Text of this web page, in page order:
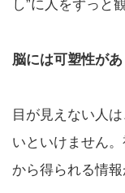
し”に人をずっと
脳には可塑性があ
目が見えない人
いといけません
から得られる情報